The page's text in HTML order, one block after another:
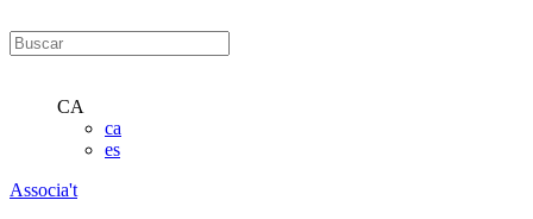
CA
ca
es
Associa't